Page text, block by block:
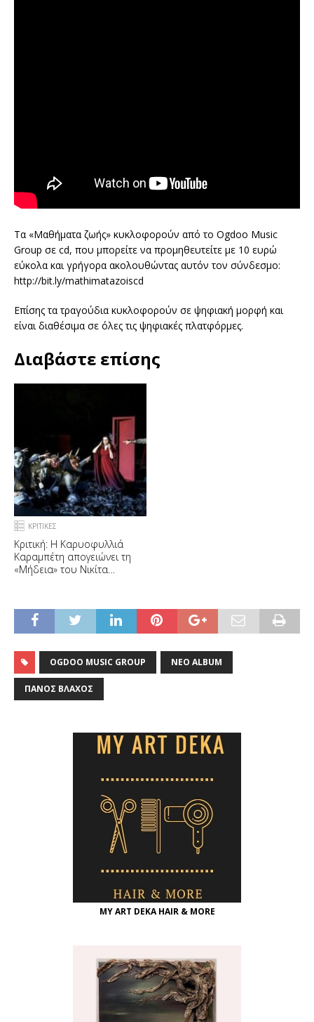
Τα «Μαθήματα ζωής» κυκλοφορούν από το Ogdoo Music
Group σε cd, που μπορείτε να προμηθευτείτε με 10 ευρώ
εύκολα και γρήγορα ακολουθώντας αυτόν τον σύνδεσμο:
http://bit.ly/mathimatazoiscd
Επίσης τα τραγούδια κυκλοφορούν σε ψηφιακή μορφή και
είναι διαθέσιμα σε όλες τις ψηφιακές πλατφόρμες.
Διαβάστε επίσης
ΚΡΙΤΙΚΕΣ
Κριτική: Η Καρυοφυλλιά
Καραμπέτη απογειώνει τη
«Μήδεια» του Νικίτα
OGDOO MUSIC GROUP ΝΈΟ ALBUM
ΠΆΝΟΣ ΒΛΆΧΟΣ
MY ART DEKA HAIR & MORE